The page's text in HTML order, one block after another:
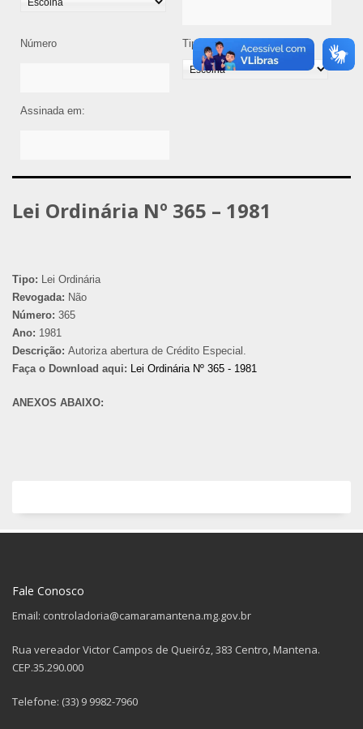
Número Tipo de Legislação
Assinada em:
Lei Ordinária Nº 365 – 1981
Tipo: Lei Ordinária
Revogada: Não
Número: 365
Ano: 1981
Descrição: Autoriza abertura de Crédito Especial.
Faça o Download aqui: Lei Ordinária Nº 365 - 1981
ANEXOS ABAIXO:
Fale Conosco
Email: controladoria@camaramantena.mg.gov.br
Rua vereador Victor Campos de Queiróz, 383 Centro, Mantena.
CEP.35.290.000
Telefone: (33) 9 9982-7960